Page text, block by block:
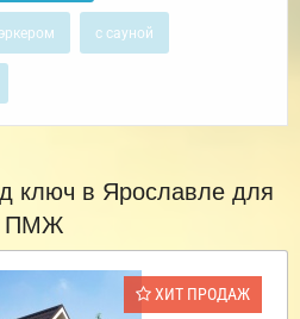
с сауной
ключ в Ярославле для
ПМЖ
ХИТ ПРОДАЖ